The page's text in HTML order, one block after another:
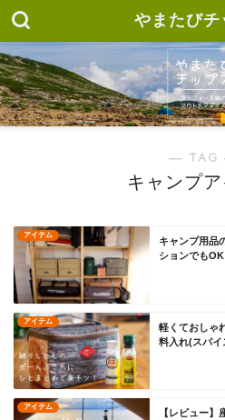
やまたびチ
― TAG
キャンプ
アイテム
キャンプ用品
ションでもOK
アイテム
軽くておしゃ
料入れ(スパイ
アイテム
【レビュー